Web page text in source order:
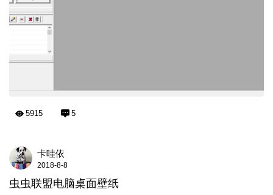
5915 5
卡哇依
2018-8-8
虫虫联盟电脑桌面壁纸